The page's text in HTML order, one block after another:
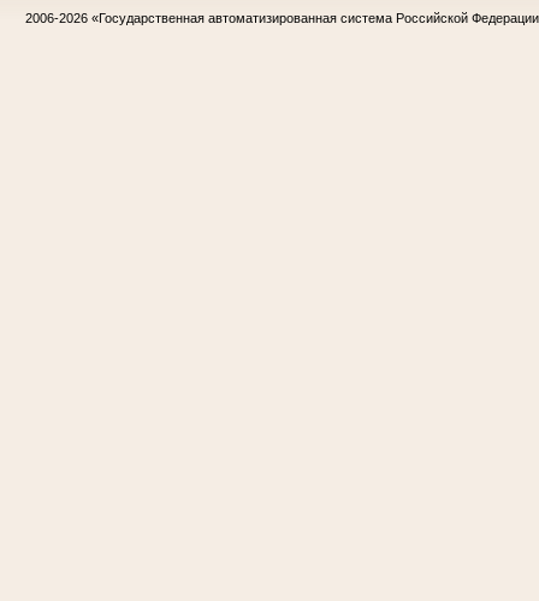
2006-2026 «Государственная автоматизированная система Российской